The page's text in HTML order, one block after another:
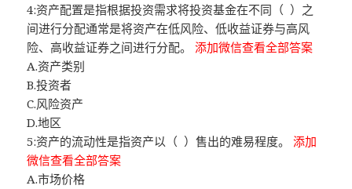
4:资产配置是指根据投资需求将投资基金在不同（ ）之
间进行分配通常是将资产在低风险、低收益证券与高风
险、高收益证券之间进行分配。添加微信查看全部答案
A.资产类别
B.投资者
C.风险资产
D.地区
5:资产的流动性是指资产以（ ）售出的难易程度。添加
微信查看全部答案
A.市场价格